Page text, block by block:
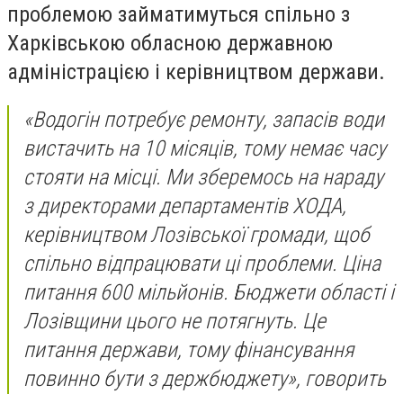
проблемою займатимуться спільно з
Харківською обласною державною
адміністрацією і керівництвом держави.
«Водогін потребує ремонту, запасів води
вистачить на 10 місяців, тому немає часу
стояти на місці. Ми зберемось на нараду
з директорами департаментів ХОДА,
керівництвом Лозівської громади, щоб
спільно відпрацювати ці проблеми. Ціна
питання 600 мільйонів. Бюджети області і
Лозівщини цього не потягнуть. Це
питання держави, тому фінансування
повинно бути з держбюджету», говорить